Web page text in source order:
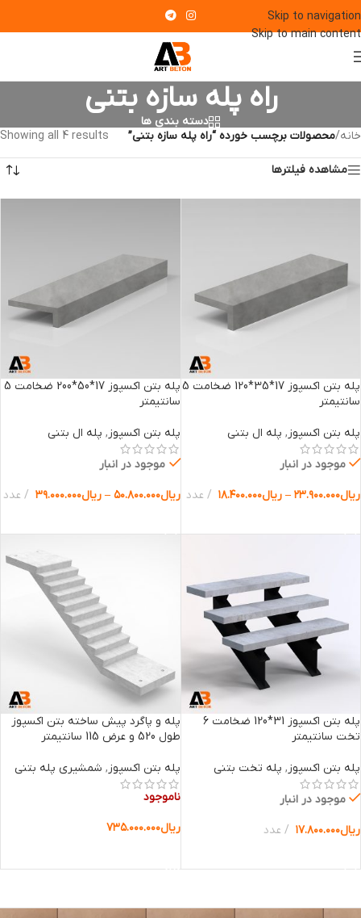
Skip to navigation
Skip to main content
راه پله سازه بتنی
دسته بندی ها
خانه/محصولات برچسب خورده “راه پله سازه بتنی” Showing all 4 results
مشاهده فیلترها
پله بتن اکسپوز 17*35*120 ضخامت 5
سانتیمتر
پله بتن اکسپوز , پله ال بتنی
موجود در انبار
ریال۲۳.۹۰۰.۰۰۰ – ریال۱۸.۴۰۰.۰۰۰ عدد
پله بتن اکسپوز 17*50*200 ضخامت 5
سانتیمتر
پله بتن اکسپوز , پله ال بتنی
موجود در انبار
ریال۵۰.۸۰۰.۰۰۰ – ریال۳۹.۰۰۰.۰۰۰ عدد
پله بتن اکسپوز 31*120 ضخامت 6
تخت سانتیمتر
پله بتن اکسپوز, پله تخت بتنی
موجود در انبار
ریال۱۷.۸۰۰.۰۰۰ عدد
پله و پاگرد پیش ساخته بتن اکسپوز
طول 520 و عرض 115 سانتیمتر
پله بتن اکسپوز, شمشیری پله بتنی
ناموجود
ریال۷۳۵.۰۰۰.۰۰۰